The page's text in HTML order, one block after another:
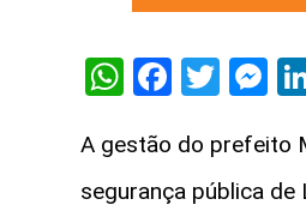
WhatsApp
A gestão do prefeito
segurança pública